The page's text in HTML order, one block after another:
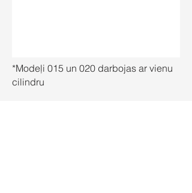
*Modeļi 015 un 020 darbojas ar vienu
cilindru